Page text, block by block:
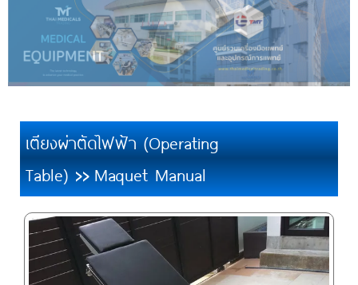
เตียงผ่าตัดไฟฟ้า (Operating
Table)>>Maquet Manual